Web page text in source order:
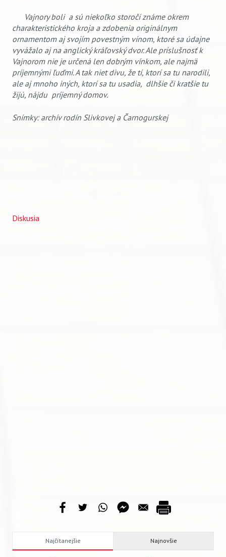
Vajnory boli a sú niekoľko storočí známe okrem
charakteristického kroja a zdobenia originálnym
ornamentom aj svojím povestným vínom, ktoré sa údajne
vyvážalo aj na anglický kráľovský dvor. Ale príslušnosť k
Vajnorom nie je určená len dobrým vínkom, ale najmä
príjemnými ľuďmi. A tak niet divu, že tí, ktorí sa tu narodili,
ale aj mnoho iných, ktorí sa tu usadia, dlhšie či kratšie tu
žijú, nájdu príjemný domov.
Snímky: archív rodín Slivkovej a Čarnogurskej
Diskusia
Najčítanejšie Najnovšie